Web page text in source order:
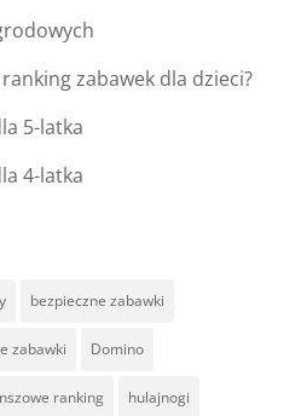
ranking zabawek dla dzieci?
5-latka
4-latka
bezpieczne zabawki
zabawki Domino
ranking hulajnogi